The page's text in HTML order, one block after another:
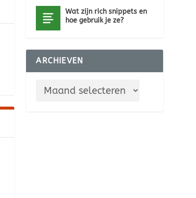
Wat zijn rich snippets en
hoe gebruik je ze?
ARCHIEVEN